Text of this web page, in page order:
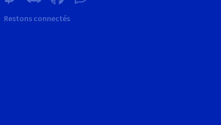
Restons connectés